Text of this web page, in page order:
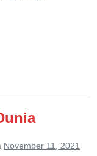
November 11, 2021